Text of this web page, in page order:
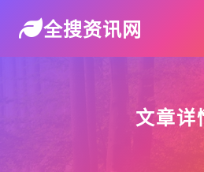
全搜资讯网
文章详